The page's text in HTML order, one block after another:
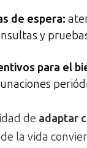
de espera:
y
para el
de adaptar
de la vida